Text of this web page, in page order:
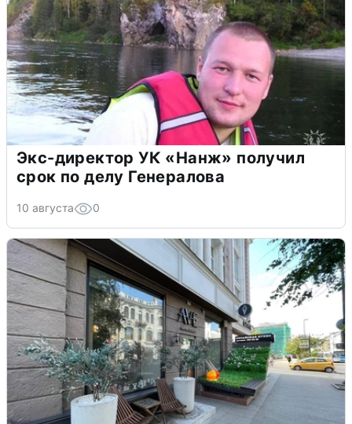
Экс-директор УК «Нанж» получил
срок по делу Генералова
10 августа 0